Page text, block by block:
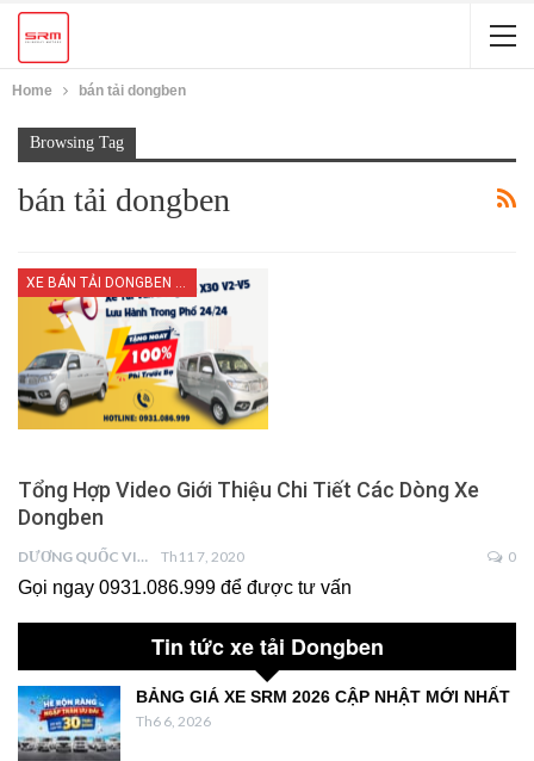
Home bán tải dongben
Browsing Tag
bán tải dongben
XE BÁN TẢI DONGBEN X30
Tổng Hợp Video Giới Thiệu Chi Tiết Các Dòng Xe
Dongben
DƯƠNG QUỐC VIỆT Th11 7, 2020 0
Gọi ngay 0931.086.999 để được tư vấn
Tin tức xe tải Dongben
BẢNG GIÁ XE SRM 2026 CẬP NHẬT MỚI NHẤT
Th6 6, 2026